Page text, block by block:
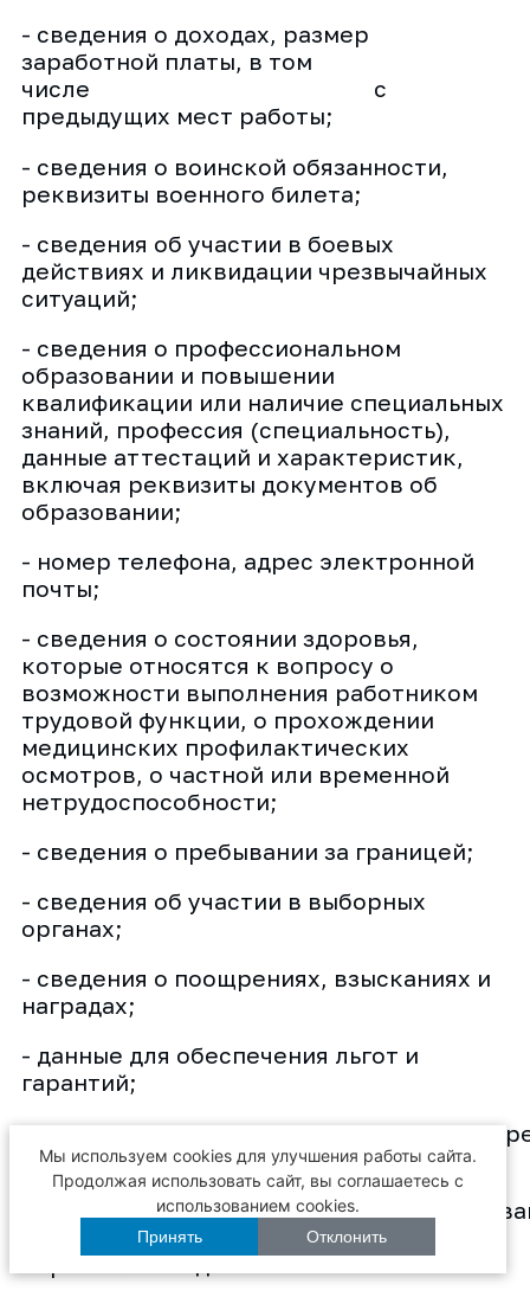
- сведения о доходах, размер
заработной платы, в том
числе с
предыдущих мест работы;
- сведения о воинской обязанности,
реквизиты военного билета;
- сведения об участии в боевых
действиях и ликвидации чрезвычайных
ситуаций;
- сведения о профессиональном
образовании и повышении
квалификации или наличие специальных
знаний, профессия (специальность),
данные аттестаций и характеристик,
включая реквизиты документов об
образовании;
- номер телефона, адрес электронной
почты;
- сведения о состоянии здоровья,
которые относятся к вопросу о
возможности выполнения работником
трудовой функции, о прохождении
медицинских профилактических
осмотров, о частной или временной
нетрудоспособности;
- сведения о пребывании за границей;
- сведения об участии в выборных
органах;
- сведения о поощрениях, взысканиях и
наградах;
- данные для обеспечения льгот и
гарантий;
-
защиты;
-
безошибочная идентификация субъекта
персональных данных.
Мы используем cookies для улучшения работы сайта.
Продолжая использовать сайт, вы соглашаетесь с
использованием cookies.
Принять Отклонить